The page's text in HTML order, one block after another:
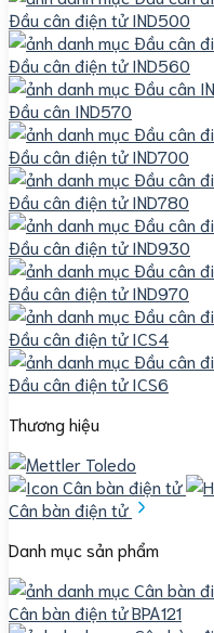
Đầu cân điện tử IND500
Đầu cân điện tử IND560
Đầu cân IND570
Đầu cân điện tử IND700
Đầu cân điện tử IND780
Đầu cân điện tử IND930
Đầu cân điện tử IND970
Đầu cân điện tử ICS4
Đầu cân điện tử ICS6
Thương hiệu
Cân bàn điện tử
Danh mục sản phẩm
Cân bàn điện tử BPA121